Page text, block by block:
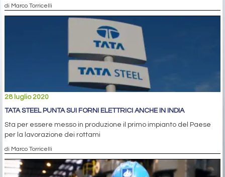
di Marco Torricelli
28 luglio 2020
TATA STEEL PUNTA SUI FORNI ELETTRICI ANCHE IN INDIA
Sta per essere messo in produzione il primo impianto del Paese
per la lavorazione dei rottami
di Marco Torricelli